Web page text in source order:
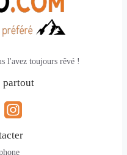
l'avez toujours rêvé !
partout